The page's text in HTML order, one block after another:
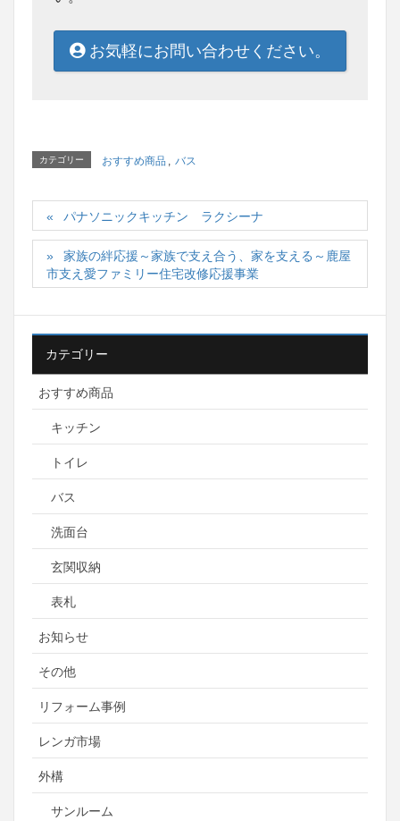
お気軽にお問い合わせください。
カテゴリー おすすめ商品 バス
パナソニックキッチン ラクシーナ
家族の絆応援～家族で支え合う、家を支える～鹿屋
市支え愛ファミリー住宅改修応援事業
カテゴリー
おすすめ商品
キッチン
トイレ
バス
洗面台
玄関収納
表札
お知らせ
その他
リフォーム事例
レンガ市場
外構
サンルーム